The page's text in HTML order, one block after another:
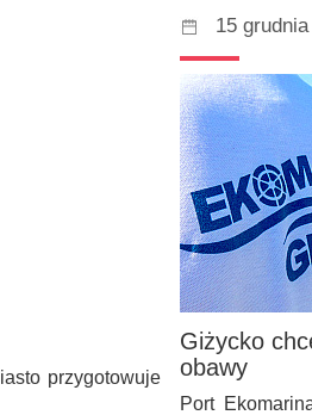
przygotowuje
15
Giżycko
obawy
Port